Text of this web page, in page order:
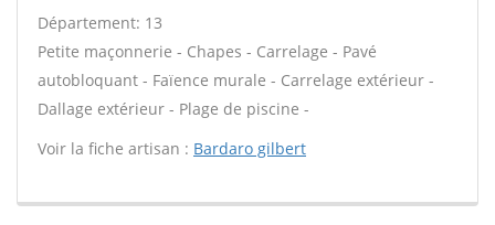
Département: 13
Petite maçonnerie - Chapes - Carrelage - Pavé
autobloquant - Faïence murale - Carrelage extérieur -
Dallage extérieur - Plage de piscine -
Voir la fiche artisan : Bardaro gilbert